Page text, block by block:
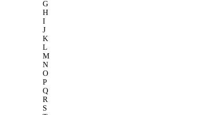
G
H
I
J
K
L
M
N
O
P
Q
R
S